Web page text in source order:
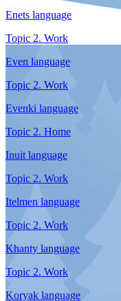
Dolgan language
Topic 1. Getting acquainted
Enets language
Topic 1. Getting acquainted
Even language
Topic 1. Getting acquainted
Evenki language
Topic 1. Getting acquainted
Inuit language
Topic 1. Getting acquainted
Itelmen language
Topic 1. Getting acquainted
Khanty language